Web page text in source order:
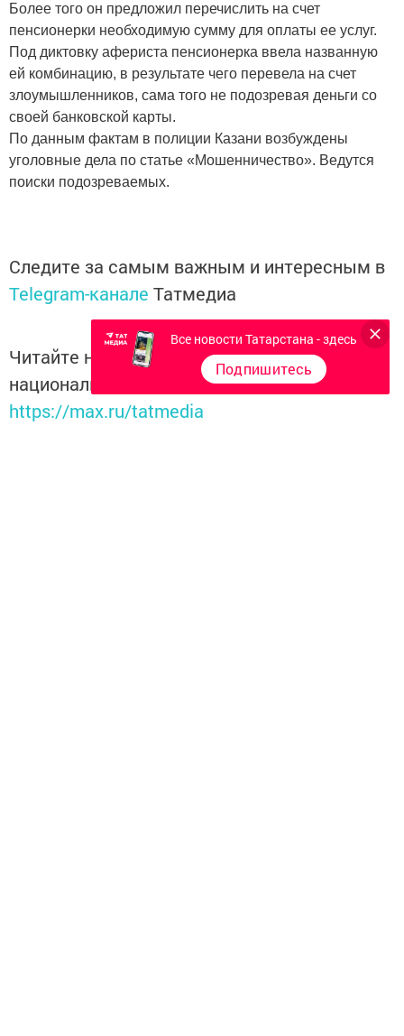
Более того он предложил перечислить на счет
пенсионерки необходимую сумму для оплаты ее услуг.
Под диктовку афериста пенсионерка ввела названную
ей комбинацию, в результате чего перевела на счет
злоумышленников, сама того не подозревая деньги со
своей банковской карты.
По данным фактам в полиции Казани возбуждены
уголовные дела по статье «Мошенничество». Ведутся
поиски подозреваемых.
Следите за самым важным и интересным в
Telegram-канале Татмедиа
Читайте новости Татарстана в
национальном мессенджере MАХ:
https://max.ru/tatmedia
Все новости Татарстана - здесь
Подпишитесь